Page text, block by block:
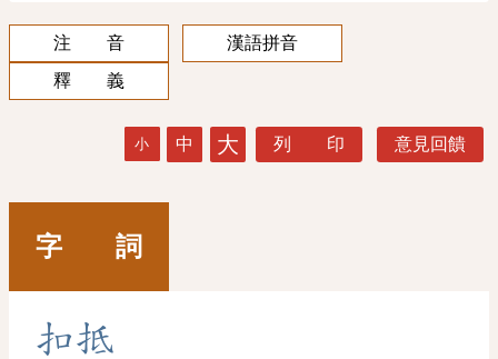
注 音
漢語拼音
釋 義
小 中 大 列 印 意見回饋
字 詞
扣抵